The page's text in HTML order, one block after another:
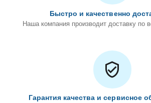
Быстро и качественно
Наша компания производит доставку по
Гарантия качества и сервисное